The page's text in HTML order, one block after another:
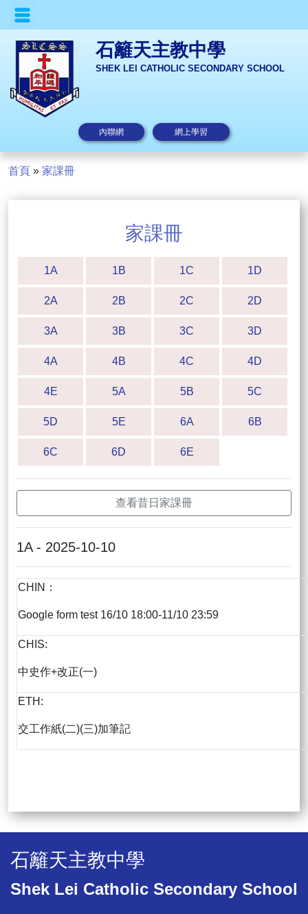
石籬天主教中學
SHEK LEI CATHOLIC SECONDARY SCHOOL
內聯網 網上學習
首頁 » 家課冊
家課冊
1A 1B 1C 1D
2A 2B 2C 2D
3A 3B 3C 3D
4A 4B 4C 4D
4E 5A 5B 5C
5D 5E 6A 6B
6C 6D 6E
查看昔日家課冊
1A - 2025-10-10
CHIN：
Google form test 16/10 18:00-11/10 23:59
CHIS:
中史作+改正(一)
ETH:
交工作紙(二)(三)加筆記
石籬天主教中學
Shek Lei Catholic Secondary School